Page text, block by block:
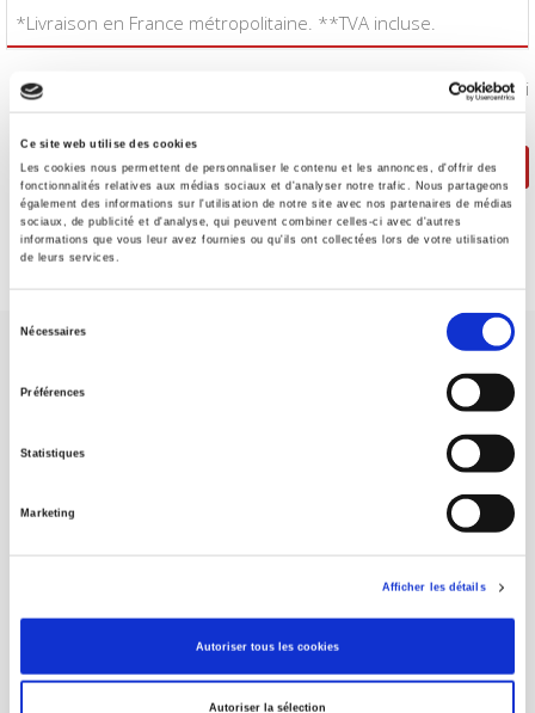
Ce site web utilise des cookies
Les cookies nous permettent de personnaliser le contenu et les annonces, d'offrir des
fonctionnalités relatives aux médias sociaux et d'analyser notre trafic. Nous partageons
également des informations sur l'utilisation de notre site avec nos partenaires de médias
sociaux, de publicité et d'analyse, qui peuvent combiner celles-ci avec d'autres
informations que vous leur avez fournies ou qu'ils ont collectées lors de votre utilisation
de leurs services.
Nécessaires
Préférences
Statistiques
Marketing
Afficher les détails
Autoriser tous les cookies
Autoriser la sélection
*Livraison en France métropolitaine. **TVA incluse.
conditions générales de vente: Oui
Poursuivre ma sélection Passer la commande
Maison d'édition dédiée aux sciences humaines et sociales, les
à la transmission des savoirs et des idées
FOREIGN RIGHTS